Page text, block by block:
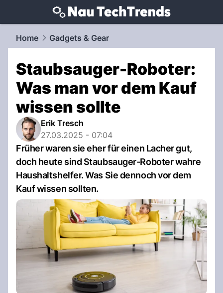
techtrends.NAU.ch
Home Gadgets & Gear
Staubsauger-Roboter:
Was man vor dem Kauf
wissen sollte
Erik Tresch
27.03.2025 - 07:04
Früher waren sie eher für einen Lacher gut,
doch heute sind Staubsauger-Roboter wahre
Haushaltshelfer. Was Sie dennoch vor dem
Kauf wissen sollten.